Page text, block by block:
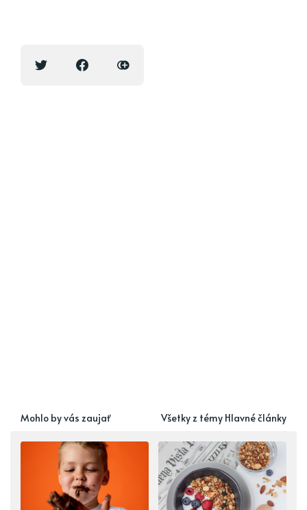
Mohlo by vás zaujať Všetky z témy Hlavné články